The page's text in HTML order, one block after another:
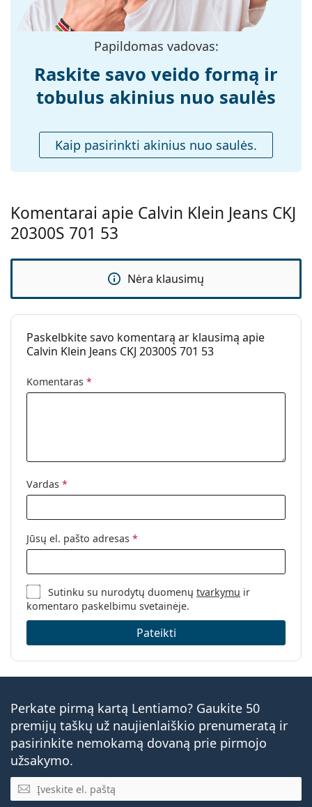
plotis:
20 mm
150 g
nosies
pagalvėlės:
Taip
Ne
Priedai
Valymo šluostė:
Ne
Kita
Lytis:
Moterims
Akiniai nuo saulės
Naudojimas:
Madingi
Kodas:
CKJ20300S 701 53
Papildomas vadovas:
Raskite savo veido formą ir
tobulus akinius nuo saulės
Kaip pasirinkti akinius nuo saulės.
Komentarai apie Calvin Klein Jeans CKJ
20300S 701 53
Nėra klausimų
Paskelbkite savo komentarą ar klausimą apie
Calvin Klein Jeans CKJ 20300S 701 53
Komentaras *
Vardas *
Jūsų el. pašto adresas *
Sutinku su nurodytų duomenųtvarkymu ir
komentaro paskelbimu svetainėje.
Pateikti
Perkate pirmą kartą Lentiamo? Gaukite 50
premijų taškų už naujienlaiškio prenumeratą ir
pasirinkite nemokamą dovaną prie pirmojo
užsakymo.
El. pašto adresas